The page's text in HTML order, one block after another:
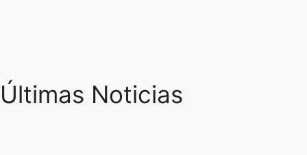
Últimas Noticias